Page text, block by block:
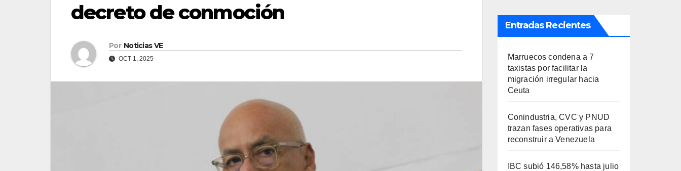
decreto de conmoción
Por Noticias VE
OCT 1, 2025
Entradas Recientes
Marruecos condena a 7
taxistas por facilitar la
migración irregular hacia
Ceuta
Conindustria, CVC y PNUD
trazan fases operativas para
reconstruir a Venezuela
IBC subió 146,58% hasta julio